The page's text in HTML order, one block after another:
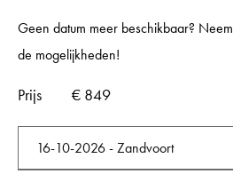
VACATURES
CONTACT
Geen datum meer beschikbaar? Neem
de mogelijkheden!
Prijs € 849